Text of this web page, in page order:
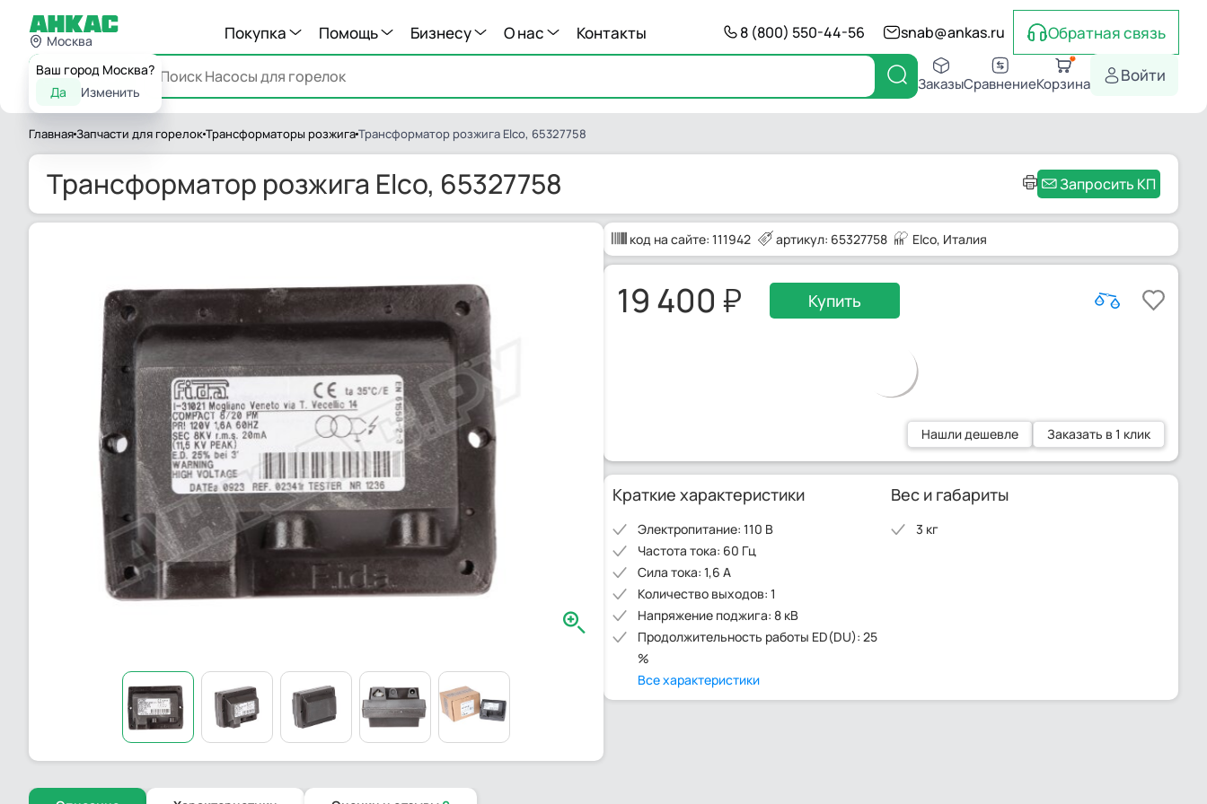
Москва
Ваш город Москва?
Да
Изменить
Покупка Помощь Бизнесу О нас Контакты 8 (800) 550-44-56 snab@ankas.ru Обратная связь
Каталог ЗаказыСравнениеКорзина Войти
ГлавнаяЗапчасти для горелокТрансформаторы розжигаТрансформатор розжига Elco, 65327758
Трансформатор розжига Elco, 65327758 Запросить КП
код на сайте: 111942 артикул: 65327758 Elco, Италия
19 400 Купить
Нашли дешевле Заказать в 1 клик
Краткие характеристики
Электропитание: 110 В
Частота тока: 60 Гц
Сила тока: 1,6 А
Количество выходов: 1
Напряжение поджига: 8 кВ
Продолжительность работы ED(DU): 25
%
Все характеристики
Вес и габариты
3 кг